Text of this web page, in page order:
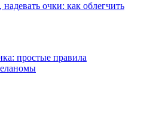
надевать очки: как облегчить
простые правила